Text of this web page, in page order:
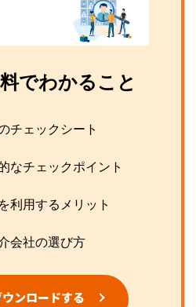
でわかること
チェックシート
なチェックポイント
利用するメリット
会社の選び方
ンロードする